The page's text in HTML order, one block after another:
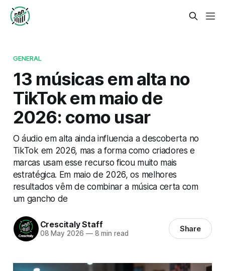
GENERAL
13 músicas em alta no
TikTok em maio de
2026: como usar
O áudio em alta ainda influencia a descoberta no
TikTok em 2026, mas a forma como criadores e
marcas usam esse recurso ficou muito mais
estratégica. Em maio de 2026, os melhores
resultados vêm de combinar a música certa com
um gancho de
Crescitaly Staff
08 May 2026 —8 min read Share